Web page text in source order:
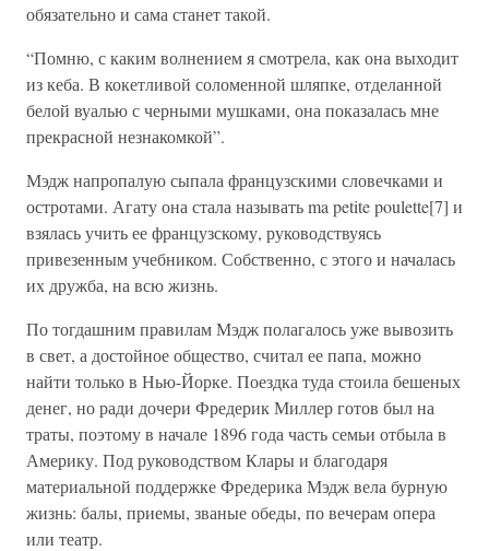
обязательно и сама станет такой.
“Помню, с каким волнением я смотрела, как она выходит
из кеба. В кокетливой соломенной шляпке, отделанной
белой вуалью с черными мушками, она показалась мне
прекрасной незнакомкой”.
Мэдж напропалую сыпала французскими словечками и
остротами. Агату она стала называть ma petite poulette[7] и
взялась учить ее французскому, руководствуясь
привезенным учебником. Собственно, с этого и началась
их дружба, на всю жизнь.
По тогдашним правилам Мэдж полагалось уже вывозить
в свет, а достойное общество, считал ее папа, можно
найти только в Нью-Йорке. Поездка туда стоила бешеных
денег, но ради дочери Фредерик Миллер готов был на
траты, поэтому в начале 1896 года часть семьи отбыла в
Америку. Под руководством Клары и благодаря
материальной поддержке Фредерика Мэдж вела бурную
жизнь: балы, приемы, званые обеды, по вечерам опера
или театр.